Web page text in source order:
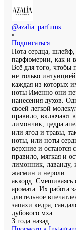
@azalia_parfums
•
Подписаться
Нота сердца, шлейф,
парфюмерии, как и
Всё для того, чтобы
не только
каждая из которых
ноты Именно они
нанесения духов.
своей легкой
правило, включают
лимончик, цедра
или ягод и травы,
ноты, или ноты
верхние и остаются
правило, мягкая и
лимонник, лаванду,
жасмин и нероли. ⠀
аккорд. Смешиваясь
аромата. Их работа
длительное
запахи кедра,
дубового мха.
3 года назад